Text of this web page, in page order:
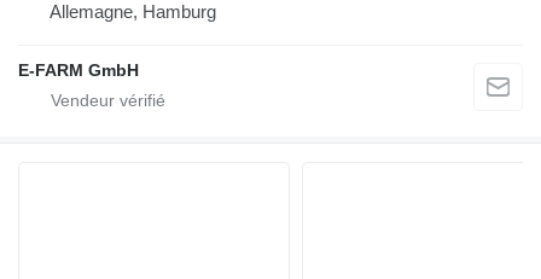
Allemagne, Hamburg
E-FARM GmbH